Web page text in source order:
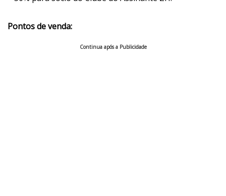
Pontos de venda:
Continua após a Publicidade